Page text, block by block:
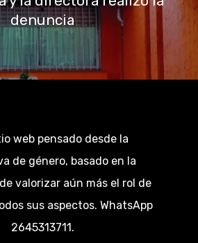
denuncia
web pensado desde la
de género, basado en la
valorizar aún más el rol de
sus aspectos. WhatsApp
2645313711.